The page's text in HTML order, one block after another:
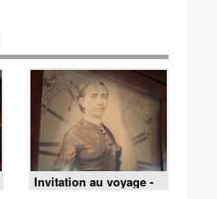
Invitation au voyage -
23/06/2026 - À